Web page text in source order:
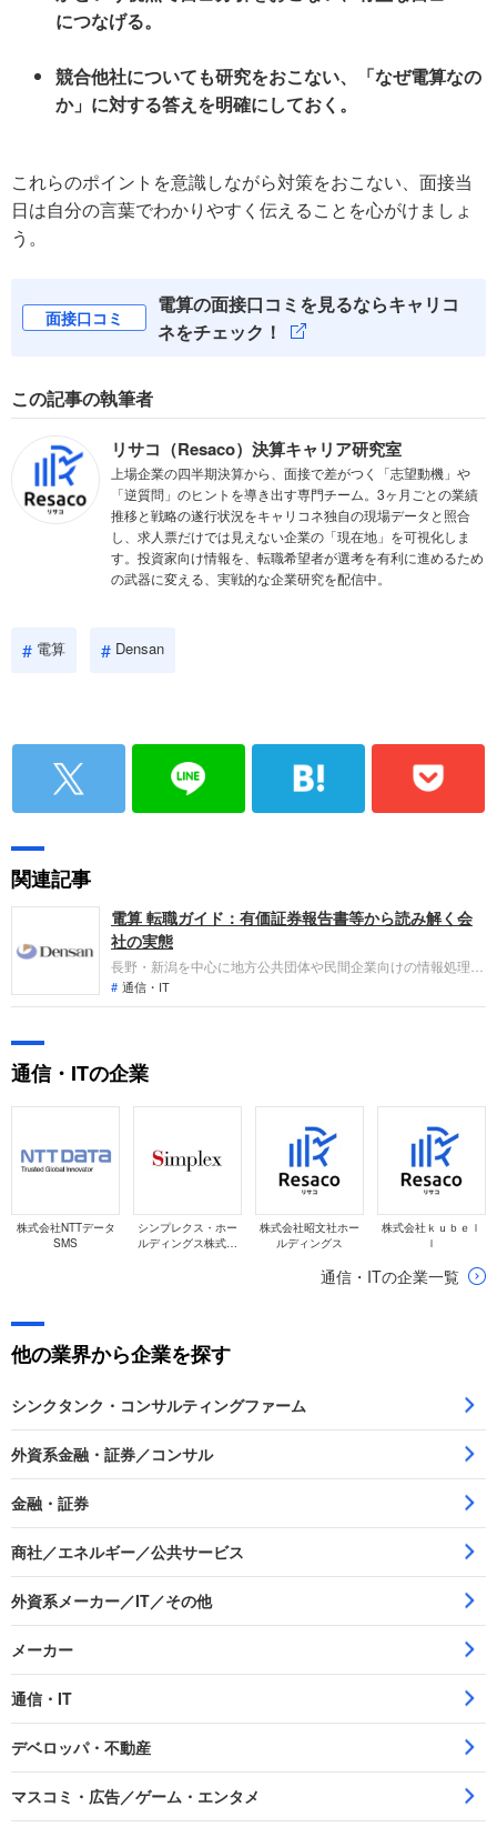
につなげる。
競合他社についても研究をおこない、「なぜ電算なの
か」に対する答えを明確にしておく。
これらのポイントを意識しながら対策をおこない、面接当
日は自分の言葉でわかりやすく伝えることを心がけましょ
う。
面接口コミ
電算の面接口コミを見るならキャリコ
ネをチェック！
この記事の執筆者
リサコ（Resaco）決算キャリア研究室
上場企業の四半期決算から、面接で差がつく「志望動機」や
「逆質問」のヒントを導き出す専門チーム。3ヶ月ごとの業績
推移と戦略の遂行状況をキャリコネ独自の現場データと照合
し、求人票だけでは見えない企業の「現在地」を可視化しま
す。投資家向け情報を、転職希望者が選考を有利に進めるため
の武器に変える、実戦的な企業研究を配信中。
電算 Densan
関連記事
電算 転職ガイド：有価証券報告書等から読み解く会
社の実態
長野・新潟を中心に地方公共団体や民間企業向けの情報処理サ
ービスやシステム提供を行うスタンダード市場上場企業です。
直近の業績は、売上高が前期比で約1.5倍の280億円へと大幅な
通信・IT
通信・ITの企業
株式会社NTTデータ
SMS
シンプレクス・ホー
ルディングス株式会
株式会社昭文社ホー
ルディングス
株式会社ｋｕｂｅｌ
ｌ
通信・ITの企業一覧
他の業界から企業を探す
シンクタンク・コンサルティングファーム
外資系金融・証券／コンサル
金融・証券
商社／エネルギー／公共サービス
外資系メーカー／IT／その他
メーカー
通信・IT
デベロッパ・不動産
マスコミ・広告／ゲーム・エンタメ